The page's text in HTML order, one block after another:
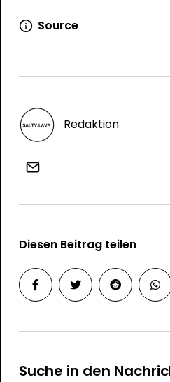
Source
Redaktion
Diesen Beitrag teilen
Suche in den